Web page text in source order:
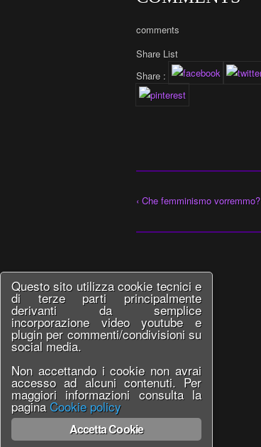
comments
Share List
Share :
‹ Che femminismo vorremmo?
Questo sito utilizza cookie tecnici e
di terze parti principalmente
derivanti da semplice
incorporazione video youtube e
plugin per commenti/condivisioni su
social media.
Non accettando i cookie non avrai
accesso ad alcuni contenuti. Per
maggiori informazioni consulta la
paginaCookie policy
Accetta Cookie